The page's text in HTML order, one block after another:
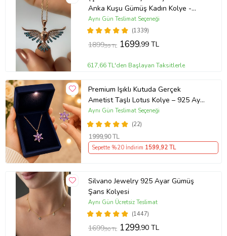
Anka Kuşu Gümüş Kadın Kolye -
MAVİ
(1339)
Aynı Gün Teslimat Seçeneği
1899,99 TL 1699,99 TL
617,66 TL'den Başlayan Taksitlerle
Premium Işıklı Kutuda Gerçek
Ametist Taşlı Lotus Kolye – 925 Ayar
Gümüş Kadın Kolye
(22)
Aynı Gün Teslimat Seçeneği
1999,90 TL
Sepette %20 İndirim 1599,92 TL
Silvano Jewelry 925 Ayar Gümüş
Şans Kolyesi
(1447)
Aynı Gün Ücretsiz Teslimat
1699,90 TL 1299,90 TL